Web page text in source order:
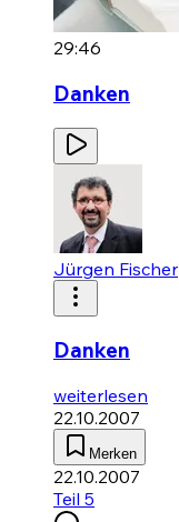
29:46
Danken
Jürgen Fischer
Danken
weiterlesen
22.10.2007
Merken
22.10.2007
Teil 5